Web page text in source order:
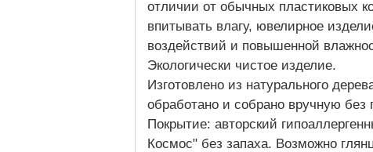
отличии от обычных пластиковых
впитывать влагу, ювелирное
воздействий и повышенной
Экологически чистое изделие.
Изготовлено из натурального
обработано и собрано вручную без
Покрытие: авторский
Космос" без запаха. Возможно